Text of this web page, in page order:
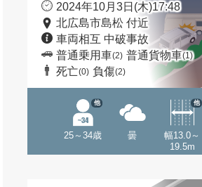
2024年10月3日(木)17:48
北広島市島松 付近
車両相互 中破事故
普通乗用車(2) 普通貨物車(1)
死亡(0) 負傷(2)
25～34歳
他
曇
幅13.0～
19.5m
他